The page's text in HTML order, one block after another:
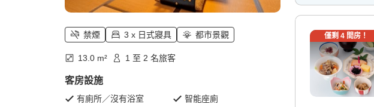
禁煙 3 x 日式寢具 都市景觀
13.0 m² 1 至 2 名旅客
客房設施
有廁所／沒有浴室
智能座廁
僅剩 4間房！